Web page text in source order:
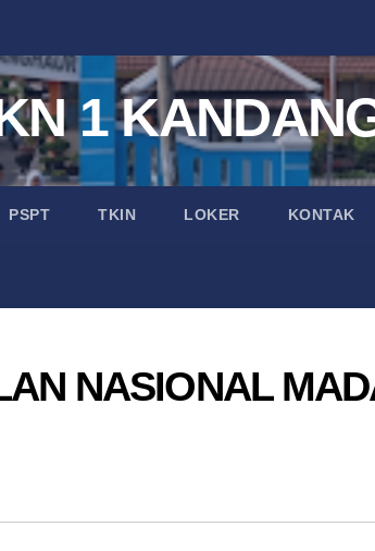
1
PSPT TKIN LOKER KONTAK
NASIONAL